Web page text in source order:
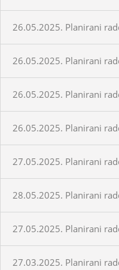
26.05.2025. Planirani
26.05.2025. Planirani
26.05.2025. Planirani
26.05.2025. Planirani
27.05.2025. Planirani
28.05.2025. Planirani
27.05.2025. Planirani
27.03.2025. Planirani